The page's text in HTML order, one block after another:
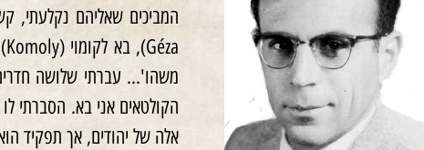
משהו'… עברתי שלושה
הקולטאים אני בא. הסברתי
אלה של יהודים, אך תפקיד